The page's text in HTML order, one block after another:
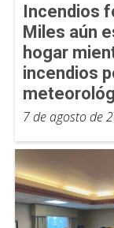
Incendios
Miles aún
hogar
incendios
7 de agosto de